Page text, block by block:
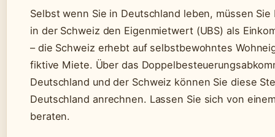
Selbst wenn Sie in Deutschland leben, müssen
in der Schweiz den Eigenmietwert (UBS) als
– die Schweiz erhebt auf selbstbewohntes
fiktive Miete. Über das
Deutschland und der Schweiz können Sie diese
Deutschland anrechnen. Lassen Sie sich von
beraten.